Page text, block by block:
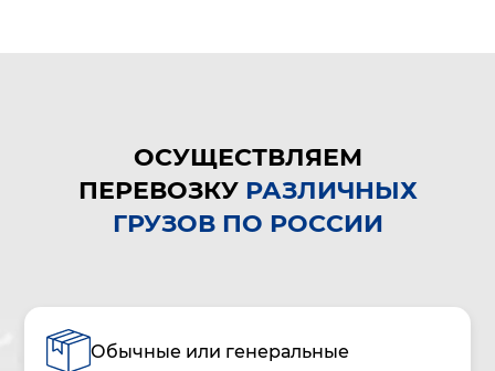
ОСУЩЕСТВЛЯЕМ
ПЕРЕВОЗКУРАЗЛИЧНЫХ
ГРУЗОВ ПО РОССИИ
Обычные или генеральные